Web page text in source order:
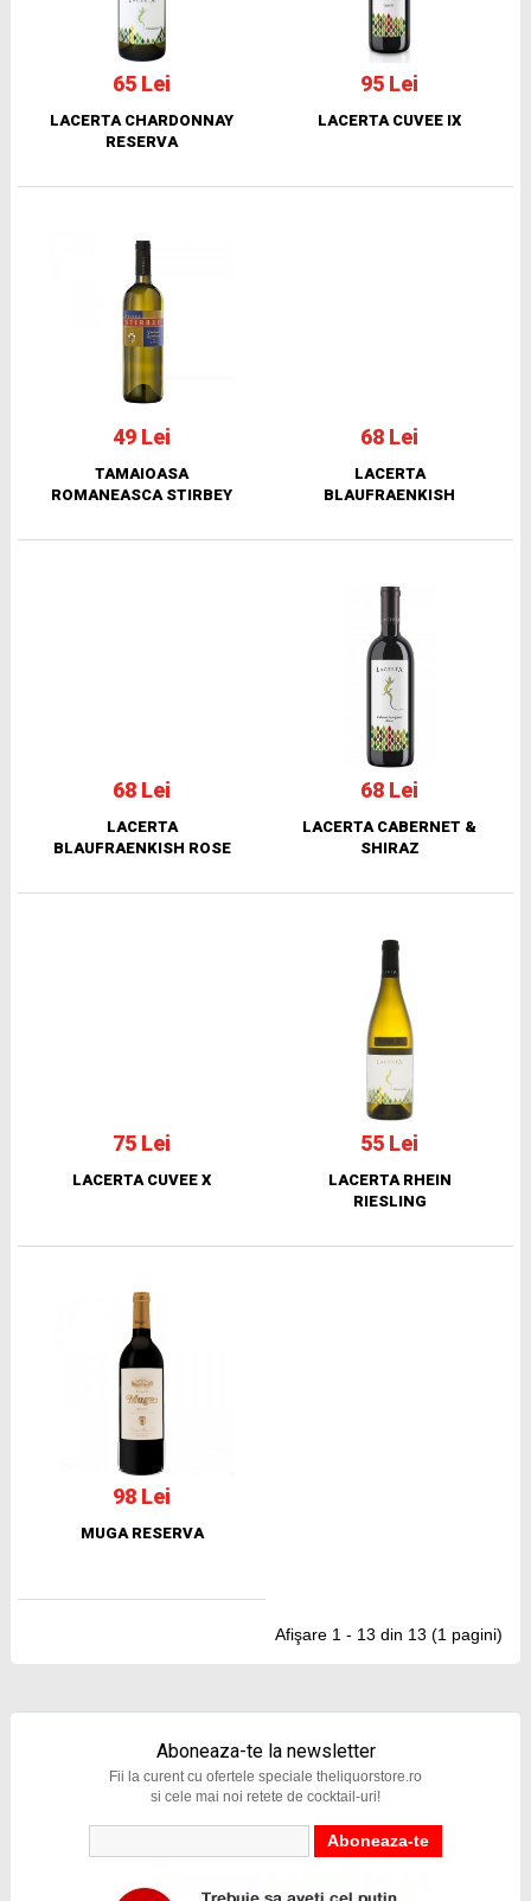
65 Lei
LACERTA CHARDONNAY
RESERVA
95 Lei
LACERTA CUVEE IX
49 Lei
TAMAIOASA
ROMANEASCA STIRBEY
68 Lei
LACERTA
BLAUFRAENKISH
68 Lei
LACERTA
BLAUFRAENKISH ROSE
68 Lei
LACERTA CABERNET &
SHIRAZ
75 Lei
LACERTA CUVEE X
55 Lei
LACERTA RHEIN
RIESLING
98 Lei
MUGA RESERVA
Afişare 1 - 13 din 13 (1 pagini)
Aboneaza-te la newsletter
Fii la curent cu ofertele speciale theliquorstore.ro
si cele mai noi retete de cocktail-uri!